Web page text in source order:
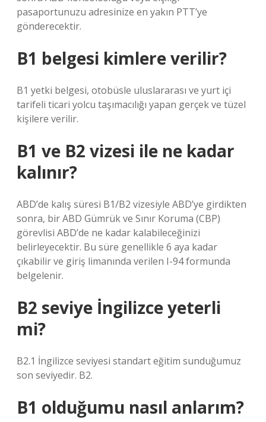
pasaportunuzu adresinize en yakın PTT’ye
gönderecektir.
B1 belgesi kimlere verilir?
B1 yetki belgesi, otobüsle uluslararası ve yurt içi
tarifeli ticari yolcu taşımacılığı yapan gerçek ve tüzel
kişilere verilir.
B1 ve B2 vizesi ile ne kadar
kalınır?
ABD’de kalış süresi B1/B2 vizesiyle ABD’ye girdikten
sonra, bir ABD Gümrük ve Sınır Koruma (CBP)
görevlisi ABD’de ne kadar kalabileceğinizi
belirleyecektir. Bu süre genellikle 6 aya kadar
çıkabilir ve giriş limanında verilen I-94 formunda
belgelenir.
B2 seviye İngilizce yeterli
mi?
B2.1 İngilizce seviyesi standart eğitim sunduğumuz
son seviyedir. B2.
B1 olduğumu nasıl anlarım?